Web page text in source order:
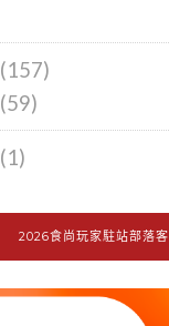
(157)
(59)
(1)
2026食尚玩家駐站部落客